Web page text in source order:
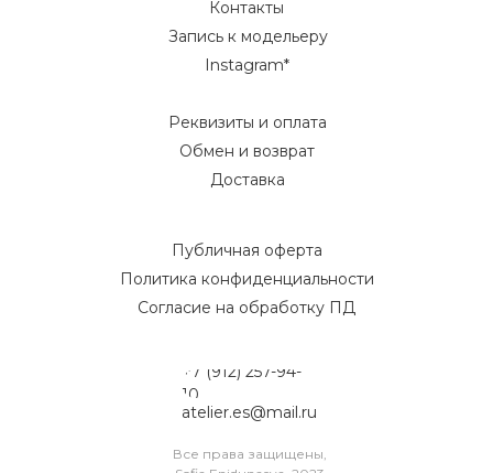
Обмен и возврат
Реквизиты и оплата
Доставка
Согласие на обработку ПД
Контакты
Публичная оферта
Запись к модельеру
Политика конфиденциальности
+7 (912) 257-94-
10
atelier.es@mail.ru
Instagram*
Все права защищены,